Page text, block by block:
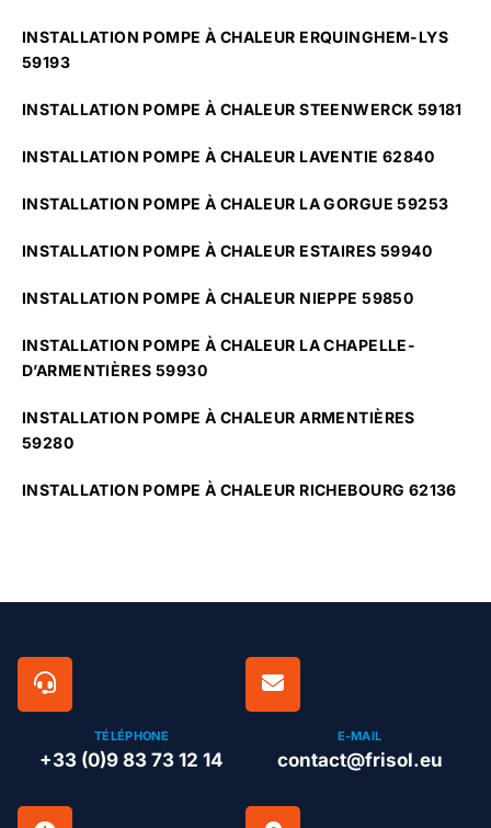
INSTALLATION POMPE À CHALEUR ERQUINGHEM-LYS
59193
INSTALLATION POMPE À CHALEUR STEENWERCK 59181
INSTALLATION POMPE À CHALEUR LAVENTIE 62840
INSTALLATION POMPE À CHALEUR LA GORGUE 59253
INSTALLATION POMPE À CHALEUR ESTAIRES 59940
INSTALLATION POMPE À CHALEUR NIEPPE 59850
INSTALLATION POMPE À CHALEUR LA CHAPELLE-
D’ARMENTIÈRES 59930
INSTALLATION POMPE À CHALEUR ARMENTIÈRES
59280
INSTALLATION POMPE À CHALEUR RICHEBOURG 62136
TÉLÉPHONE
+33 (0)9 83 73 12 14
E-MAIL
contact@frisol.eu